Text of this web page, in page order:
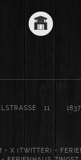
11 ·
•X (TWITTER) •